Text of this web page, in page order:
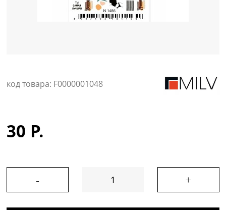
код товара: F0000001048
30 Р.
- +